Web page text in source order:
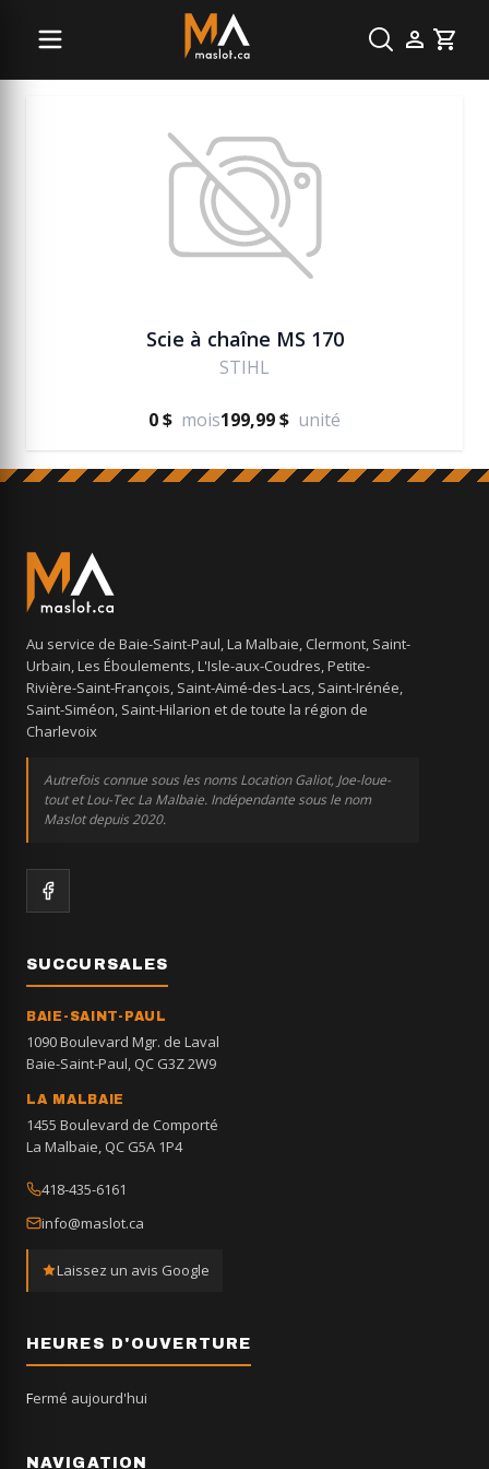
Cart
Vente pièces Stihl
Scie à chaîne MS 170
STIHL
0 $ mois199,99 $ unité
Au service de Baie-Saint-Paul, La Malbaie, Clermont, Saint-
Urbain, Les Éboulements, L'Isle-aux-Coudres, Petite-
Rivière-Saint-François, Saint-Aimé-des-Lacs, Saint-Irénée,
Saint-Siméon, Saint-Hilarion et de toute la région de
Charlevoix
Autrefois connue sous les noms Location Galiot, Joe-loue-
tout et Lou-Tec La Malbaie. Indépendante sous le nom
Maslot depuis 2020.
SUCCURSALES
BAIE-SAINT-PAUL
1090 Boulevard Mgr. de Laval
Baie-Saint-Paul, QC G3Z 2W9
LA MALBAIE
1455 Boulevard de Comporté
La Malbaie, QC G5A 1P4
418-435-6161
info@maslot.ca
Laissez un avis Google
HEURES D'OUVERTURE
Fermé aujourd'hui
NAVIGATION